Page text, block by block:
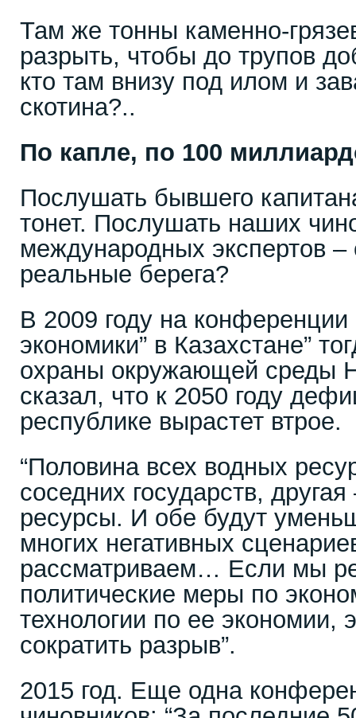
Там же тонны каменно-
разрыть, чтобы до трупов
кто там внизу под илом и
скотина?..
По капле, по 100
Послушать бывшего
тонет. Послушать наших
международных экспертов –
реальные берега?
В 2009 году на конференции
экономики” в Казахстане”
охраны окружающей
сказал, что к 2050 году
республике вырастет втрое.
“Половина всех водных
соседних государств,
ресурсы. И обе будут
многих негативных
рассматриваем… Если мы
политические меры по
технологии по ее экономии,
сократить разрыв”.
2015 год. Еще одна